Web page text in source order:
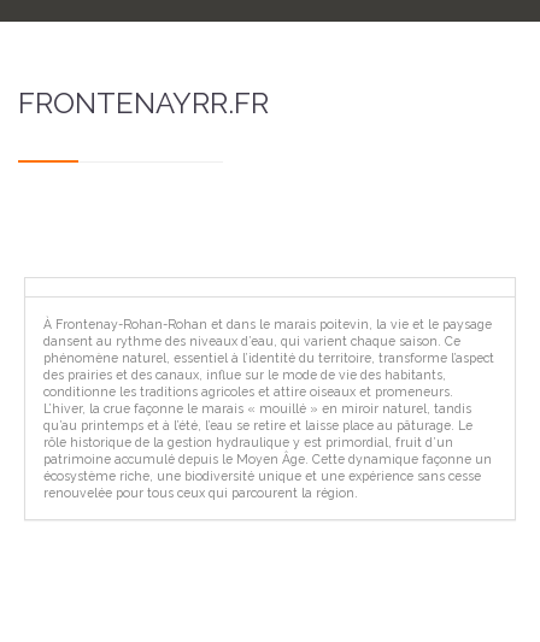
FRONTENAYRR.FR
À Frontenay-Rohan-Rohan et dans le marais poitevin, la vie et le paysage
dansent au rythme des niveaux d’eau, qui varient chaque saison. Ce
phénomène naturel, essentiel à l’identité du territoire, transforme l’aspect
des prairies et des canaux, influe sur le mode de vie des habitants,
conditionne les traditions agricoles et attire oiseaux et promeneurs.
L’hiver, la crue façonne le marais « mouillé » en miroir naturel, tandis
qu’au printemps et à l’été, l’eau se retire et laisse place au pâturage. Le
rôle historique de la gestion hydraulique y est primordial, fruit d’un
patrimoine accumulé depuis le Moyen Âge. Cette dynamique façonne un
écosystème riche, une biodiversité unique et une expérience sans cesse
renouvelée pour tous ceux qui parcourent la région.